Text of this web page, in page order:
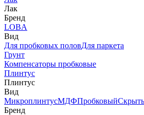
Лак
Бренд
LOBA
Вид
Для пробковых половДля паркета
Грунт
Компенсаторы пробковые
Плинтус
Плинтус
Вид
МикроплинтусМДФПробковый
Бренд